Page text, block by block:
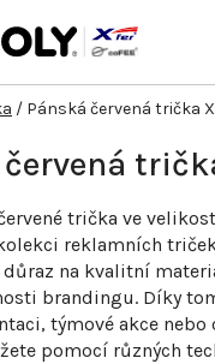
/ Pánská červená trička
trička ve
reklamních
důraz na kvalitní
brandingu. Díky
týmové akce
pomocí různých